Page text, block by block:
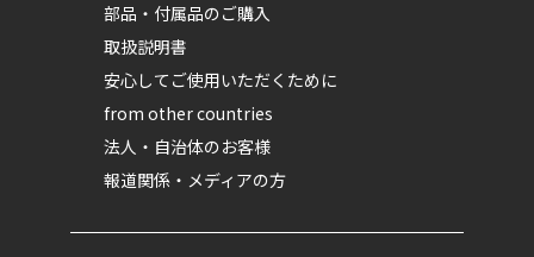
部品・付属品のご購入
取扱説明書
安心してご使用いただくために
from other countries
法人・自治体のお客様
報道関係・メディアの方